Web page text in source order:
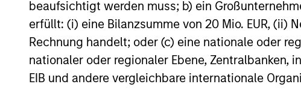
beaufsichtigt werden muss; b) ein
erfüllt: (i) eine Bilanzsumme von 20 Mio. EUR, (ii)
Rechnung handelt; oder (c) eine nationale oder
nationaler oder regionaler Ebene, Zentralbanken,
EIB und andere vergleichbare internationale
Anlageklassen enthalten.
Das Morningstar Rating™
(Sterne-Rating) für Fonds wird für
Renten- und Lebensversicherung), börsennotierte Fonds,
offene Investmentfonds werden zu Vergleichszwecken zu einer
eine Kennzahl, die die Schwankungen der monatlichen
Performanceschwankungen und eine beständige